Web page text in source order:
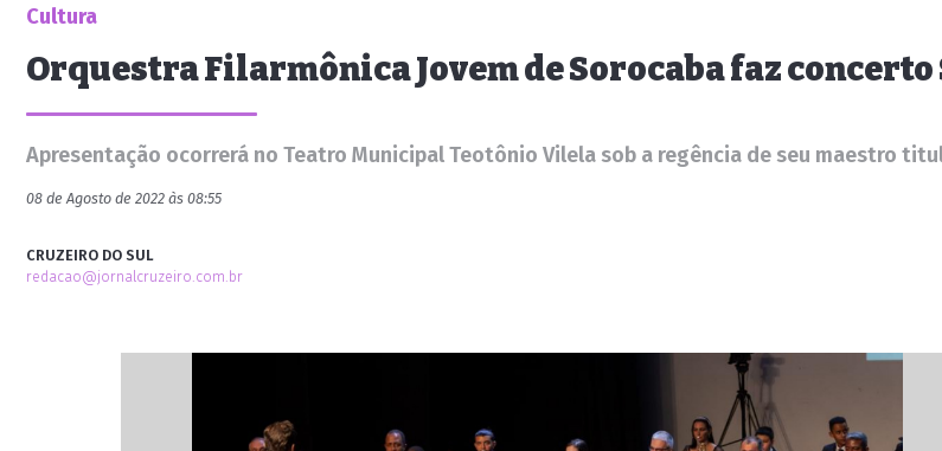
Cultura
Orquestra Filarmônica Jovem de Sorocaba faz concerto
Apresentação ocorrerá no Teatro Municipal Teotônio Vilela sob a regência de seu maestro
08 de Agosto de 2022 às 08:55
CRUZEIRO DO SUL
redacao@jornalcruzeiro.com.br